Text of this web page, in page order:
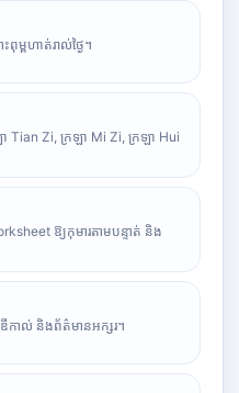
ពហាត់រាល់ថ្ងៃ។
Tian Zi, ក្រឡា Mi Zi, ក្រឡា Hui
ឱ្យកុមារតាមបន្ទាត់ និង
ឌីកាល់ និងព័ត៌មានអក្សរ។